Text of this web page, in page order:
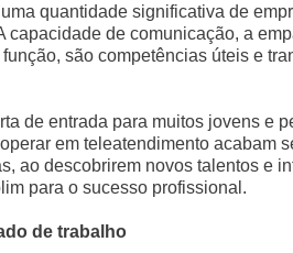
quantidade significativa de
capacidade de comunicação, a
são competências úteis e
de entrada para muitos jovens e
em teleatendimento acabam
ao descobrirem novos talentos e
para o sucesso profissional.
de trabalho